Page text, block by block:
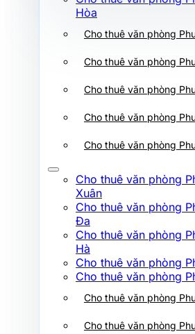
Cho thuê văn phòng
Cho thuê văn phòng
Cho thuê văn phòng
Cho thuê văn phòng
Cho thuê văn phòng
Cho thuê văn phòng
Cho thuê văn phòng
Cho thuê văn phòng
Cho thuê văn phòng
Cho thuê văn phòng
Cho thuê văn phòng
Hòa
Cho thuê văn phòng
Cho thuê văn phòng
Cho thuê văn phòng
Cho thuê văn phòng
Cho thuê văn phòng
Cho thuê văn phòng
Xuân
Cho thuê văn phòng
Đa
Cho thuê văn phòng
Hà
Cho thuê văn phòng
Cho thuê văn phòng
Cho thuê văn phòng
Cho thuê văn phòng